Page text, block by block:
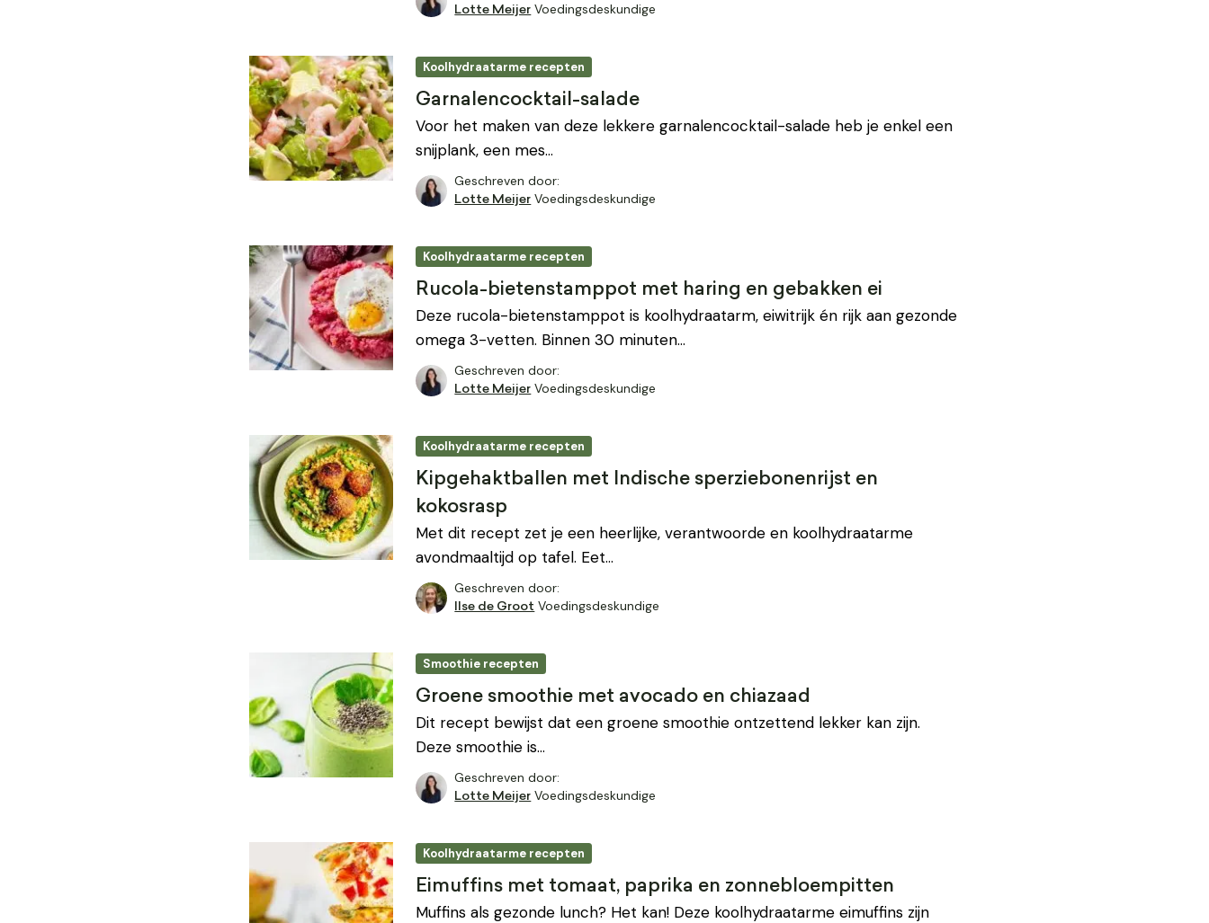
Lotte Meijer Voedingsdeskundige
Koolhydraatarme recepten
Garnalencocktail-salade
Voor het maken van deze lekkere garnalencocktail-salade heb je enkel een
snijplank, een mes…
Geschreven door:
Lotte Meijer Voedingsdeskundige
Koolhydraatarme recepten
Rucola-bietenstamppot met haring en gebakken ei
Deze rucola-bietenstamppot is koolhydraatarm, eiwitrijk én rijk aan gezonde
omega 3-vetten. Binnen 30 minuten…
Geschreven door:
Lotte Meijer Voedingsdeskundige
Koolhydraatarme recepten
Kipgehaktballen met Indische sperziebonenrijst en
kokosrasp
Met dit recept zet je een heerlijke, verantwoorde en koolhydraatarme
avondmaaltijd op tafel. Eet…
Geschreven door:
Ilse de Groot Voedingsdeskundige
Smoothie recepten
Groene smoothie met avocado en chiazaad
Dit recept bewijst dat een groene smoothie ontzettend lekker kan zijn.
Deze smoothie is…
Geschreven door:
Lotte Meijer Voedingsdeskundige
Koolhydraatarme recepten
Eimuffins met tomaat, paprika en zonnebloempitten
Muffins als gezonde lunch? Het kan! Deze koolhydraatarme eimuffins zijn